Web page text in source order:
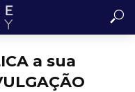
a sua